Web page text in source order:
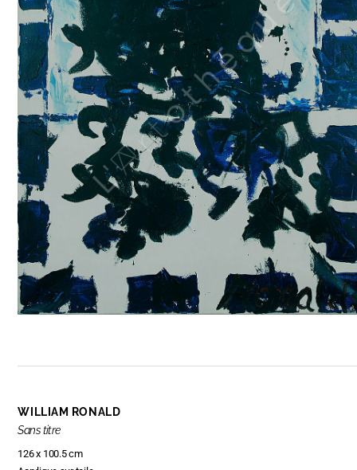
WILLIAM RONALD
Sans titre
126 x 100.5 cm